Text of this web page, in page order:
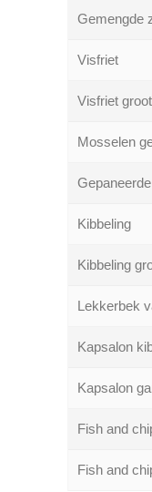
Gemengde
Visfriet
Visfriet groot
Mosselen
Kibbeling
Kibbeling
Lekkerbek
Kapsalon
Kapsalon
Fish and
Fish and